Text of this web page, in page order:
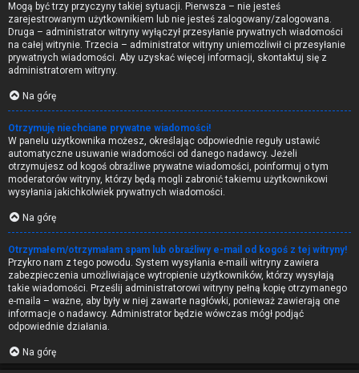
Mogą być trzy przyczyny takiej sytuacji. Pierwsza – nie jesteś
zarejestrowanym użytkownikiem lub nie jesteś zalogowany/zalogowana.
Druga – administrator witryny wyłączył przesyłanie prywatnych wiadomości
na całej witrynie. Trzecia – administrator witryny uniemożliwił ci przesyłanie
prywatnych wiadomości. Aby uzyskać więcej informacji, skontaktuj się z
administratorem witryny.
Na górę
Otrzymuję niechciane prywatne wiadomości!
W panelu użytkownika możesz, określając odpowiednie reguły ustawić
automatyczne usuwanie wiadomości od danego nadawcy. Jeżeli
otrzymujesz od kogoś obraźliwe prywatne wiadomości, poinformuj o tym
moderatorów witryny, którzy będą mogli zabronić takiemu użytkownikowi
wysyłania jakichkolwiek prywatnych wiadomości.
Na górę
Otrzymałem/otrzymałam spam lub obraźliwy e-mail od kogoś z tej witryny!
Przykro nam z tego powodu. System wysyłania e-maili witryny zawiera
zabezpieczenia umożliwiające wytropienie użytkowników, którzy wysyłają
takie wiadomości. Prześlij administratorowi witryny pełną kopię otrzymanego
e-maila – ważne, aby były w niej zawarte nagłówki, ponieważ zawierają one
informacje o nadawcy. Administrator będzie wówczas mógł podjąć
odpowiednie działania.
Na górę